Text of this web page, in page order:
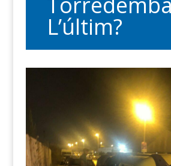
L’últim?